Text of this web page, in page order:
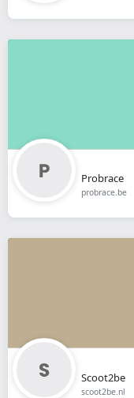
Probrace
probrace.be
Scoot2be
scoot2be.nl